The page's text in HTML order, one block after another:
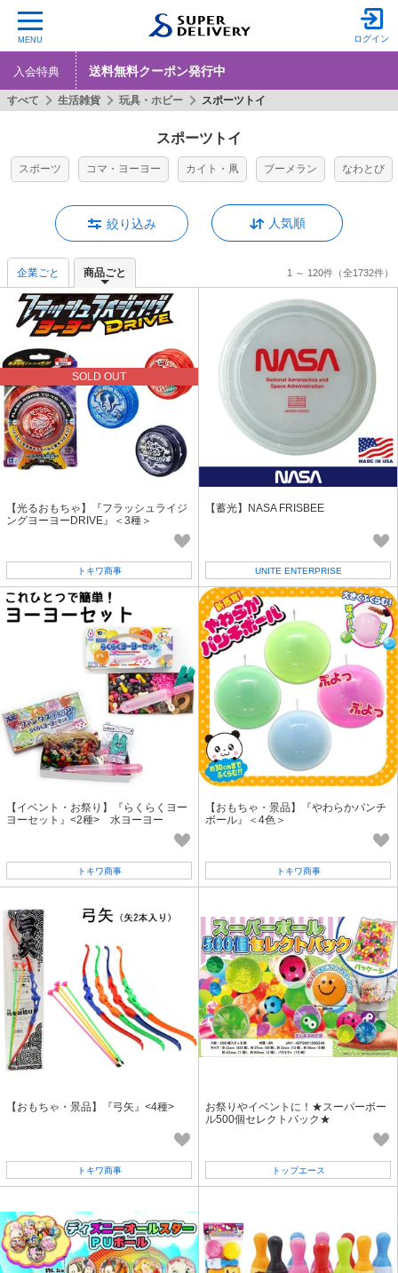
MENU ログイン
入会特典 送料無料クーポン発行中
スポーツトイ
スポーツ コマ・ヨーヨー カイト・凧 ブーメラン なわとび
すべて 生活雑貨 玩具・ホビー スポーツトイ
絞り込み 人気順
企業ごと 商品ごと 1 ～ 120件（全1732件）
SOLD OUT
【光るおもちゃ】『フラッシュライジ
ングヨーヨーDRIVE』＜3種＞
トキワ商事
【蓄光】NASA FRISBEE
UNITE ENTERPRISE
【イベント・お祭り】『らくらくヨー
ヨーセット』<2種> 水ヨーヨー
トキワ商事
【おもちゃ・景品】『やわらかパンチ
ボール』＜4色＞
トキワ商事
【おもちゃ・景品】『弓矢』<4種>
トキワ商事
お祭りやイベントに！★スーパーボー
ル500個セレクトパック★
トップエース